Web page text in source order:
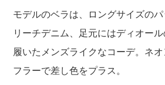
モデルのベラは、ロングサイズの
リーチデニム、足元にはディオー
履いたメンズライクなコーデ。ネ
フラーで差し色をプラス。